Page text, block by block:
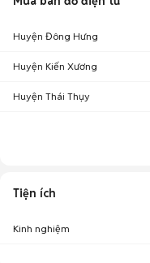
Huyện Đông Hưng
Huyện Kiến Xương
Huyện Thái Thụy
Tiện ích
Kinh nghiệm